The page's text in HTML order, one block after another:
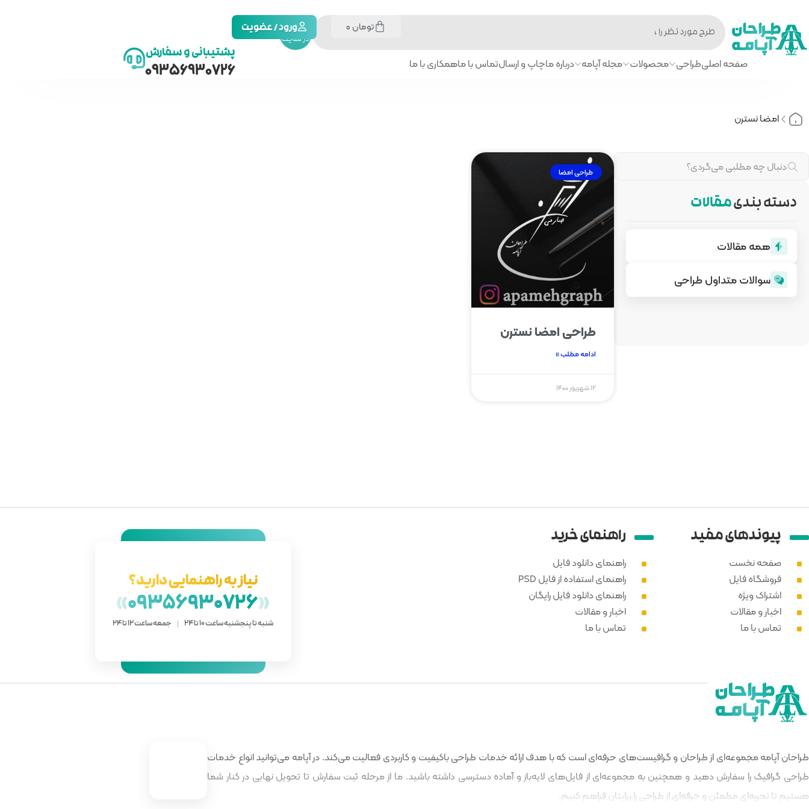
جستجو
در سایت
تومان ورود / عضویت
صفحه اصلیطراحی محصولات مجله آپامه درباره ماچاپ و ارسالتماس با ماهمکاری با ما
پشتیبانی و سفارش
09356930726
امضا نسترن
دسته بندیمقالات
همه مقالات
سوالات متداول طراحی
طراحی امضا
طراحی امضا نسترن
ادامه مطلب »
۱۲ شهریور ۱۴۰۰
پیوند‌های مفید
صفحه نخست
فروشگاه فایل
اشتراک ویژه
اخبار و مقالات
تماس با ما
راهنمای خرید
راهنمای دانلود فایل
راهنمای استفاده از فایل PSD
راهنمای دانلود فایل رایگان
اخبار و مقالات
تماس با ما
نیاز به راهنمایی دارید؟
«
09356930726
»
شنبه تا پنجشنبه ساعت 10 تا 24 جمعه ساعت 12 تا 24
طراحان آپامه مجموعه‌ای از طراحان و گرافیست‌های حرفه‌ای است که با هدف ارائه خدمات طراحی باکیفیت و کاربردی فعالیت می‌کند. در آپامه می‌توانید انواع خدمات
طراحی گرافیک را سفارش دهید و همچنین به مجموعه‌ای از فایل‌های لایه‌باز و آماده دسترسی داشته باشید. ما از مرحله ثبت سفارش تا تحویل نهایی در کنار شما
هستیم تا تجربه‌ای مطمئن و حرفه‌ای از طراحی را برایتان فراهم کنیم.